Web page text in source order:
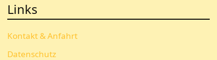
Links
Kontakt & Anfahrt
Datenschutz